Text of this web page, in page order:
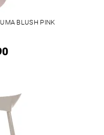
BLUSH PINK